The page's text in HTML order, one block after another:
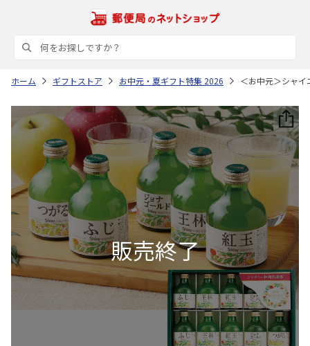
ホーム ギフトストア お中元・夏ギフト特集 2026 ＜お中元＞シャ